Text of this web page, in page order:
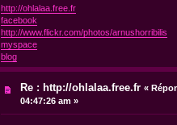
http://ohlalaa.free.fr
facebook
http://www.flickr.com/photos/arnushorribilis
myspace
blog
Re : http://ohlalaa.free.fr «
04:47:26 am »